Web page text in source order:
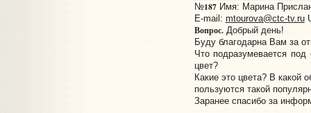
№187Имя: Марина
E-mail: mtourova@ctc-tv.ru
Вопрос.Добрый день!
Буду благодарна Вам за
Что подразумевается
цвет?
Какие это цвета? В какой
пользуются такой
Заранее спасибо за